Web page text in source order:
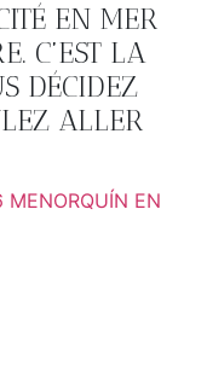
EN MER
C’EST LA
DÉCIDEZ
ALLER